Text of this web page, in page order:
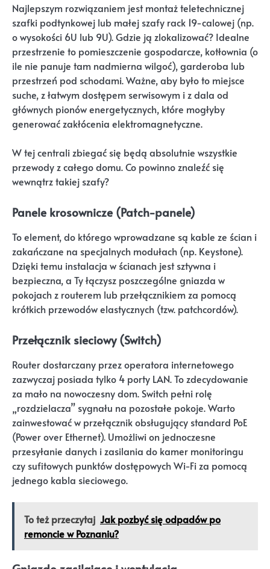
Najlepszym rozwiązaniem jest montaż teletechnicznej
szafki podtynkowej lub małej szafy rack 19-calowej (np.
o wysokości 6U lub 9U). Gdzie ją zlokalizować? Idealne
przestrzenie to pomieszczenie gospodarcze, kotłownia (o
ile nie panuje tam nadmierna wilgoć), garderoba lub
przestrzeń pod schodami. Ważne, aby było to miejsce
suche, z łatwym dostępem serwisowym i z dala od
głównych pionów energetycznych, które mogłyby
generować zakłócenia elektromagnetyczne.
W tej centrali zbiegać się będą absolutnie wszystkie
przewody z całego domu. Co powinno znaleźć się
wewnątrz takiej szafy?
Panele krosownicze (Patch-panele)
To element, do którego wprowadzane są kable ze ścian i
zakańczane na specjalnych modułach (np. Keystone).
Dzięki temu instalacja w ścianach jest sztywna i
bezpieczna, a Ty łączysz poszczególne gniazda w
pokojach z routerem lub przełącznikiem za pomocą
krótkich przewodów elastycznych (tzw. patchcordów).
Przełącznik sieciowy (Switch)
Router dostarczany przez operatora internetowego
zazwyczaj posiada tylko 4 porty LAN. To zdecydowanie
za mało na nowoczesny dom. Switch pełni rolę
„rozdzielacza” sygnału na pozostałe pokoje. Warto
zainwestować w przełącznik obsługujący standard PoE
(Power over Ethernet). Umożliwi on jednoczesne
przesyłanie danych i zasilania do kamer monitoringu
czy sufitowych punktów dostępowych Wi-Fi za pomocą
jednego kabla sieciowego.
To też przeczytaj Jak pozbyć się odpadów po
remoncie w Poznaniu?